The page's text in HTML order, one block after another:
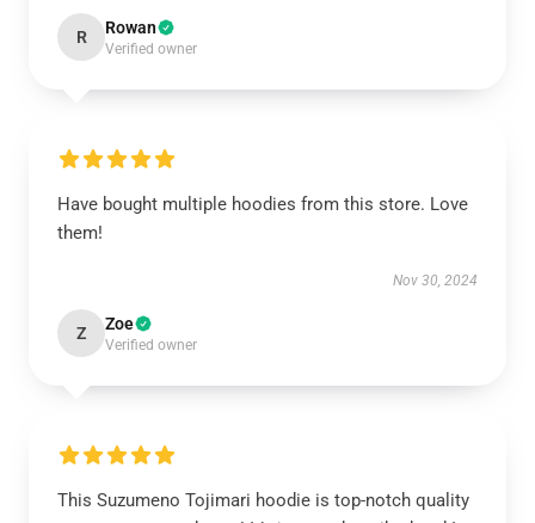
R Rowan
Verified owner
Have bought multiple hoodies from this store. Love
them!
Nov 30, 2024
Z Zoe
Verified owner
This Suzumeno Tojimari hoodie is top-notch quality